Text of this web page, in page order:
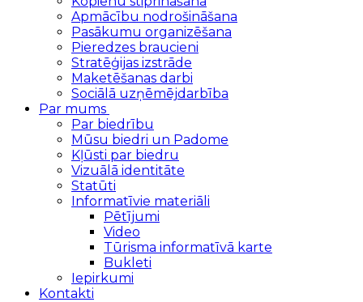
Apmācību nodrošināšana
Pasākumu organizēšana
Pieredzes braucieni
Stratēģijas izstrāde
Maketēšanas darbi
Sociālā uzņēmējdarbība
Par mums
Par biedrību
Mūsu biedri un Padome
Kļūsti par biedru
Vizuālā identitāte
Statūti
Informatīvie materiāli
Pētījumi
Video
Tūrisma informatīvā karte
Bukleti
Iepirkumi
Kontakti